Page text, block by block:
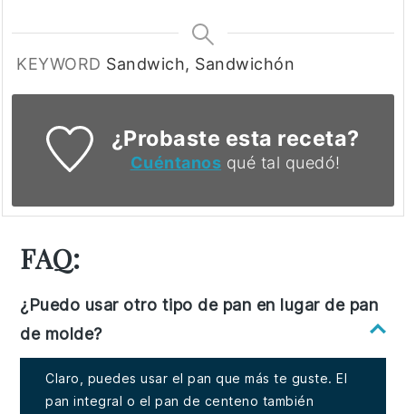
KEYWORD Sandwich, Sandwichón
¿Probaste esta receta?
Cuéntanos qué tal quedó!
FAQ:
¿Puedo usar otro tipo de pan en lugar de pan
de molde?
Claro, puedes usar el pan que más te guste. El
pan integral o el pan de centeno también